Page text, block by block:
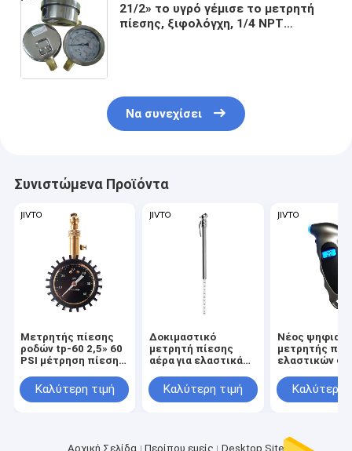
21/2» το υγρό γέμισε το μετρητή
πίεσης, ξιφολόγχη, 1/4 NPT
Να συνεχίσει
Συνιστώμενα Προϊόντα
Μετρητής πίεσης
ροδών tp-60 2,5» 60
PSI μέτρηση πίεσης
360 βαθμών
Καλύτερη τιμή
Δοκιμαστικό
μετρητή πίεσης
αέρα για ελαστικά
Καλύτερη τιμή
Νέος
μετρητής
ελαστικών
ελαστικό
εργαλείο
Καλύτερη
Αρχική Σελίδα Περίπου εμείς Desktop Site